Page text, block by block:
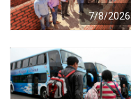
7/8/2026